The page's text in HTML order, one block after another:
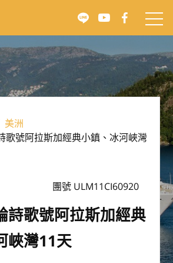
美洲
歌號阿拉斯加經典小鎮、冰河峽灣
團號 ULM11CI60920
詩歌號阿拉斯加經典
峽灣11天